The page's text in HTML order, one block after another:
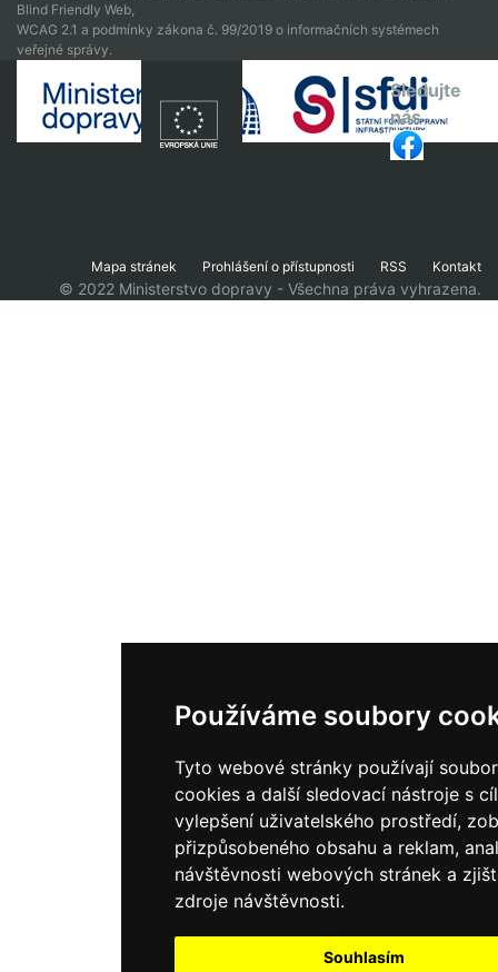
Používáme soubory
Tyto webové stránky používají
cookies a další sledovací nástroje s
vylepšení uživatelského prostředí,
přizpůsobeného obsahu a reklam,
návštěvnosti webových stránek a
zdroje návštěvnosti.
Souhlasím
Blind Friendly Web,
WCAG 2.1 a podmínky zákona č. 99/2019 o informačních systémech
veřejné správy.
Sledujte
nás
Mapa stránek Prohlášení o přístupnosti RSS Kontakt
© 2022 Ministerstvo dopravy - Všechna práva vyhrazena.